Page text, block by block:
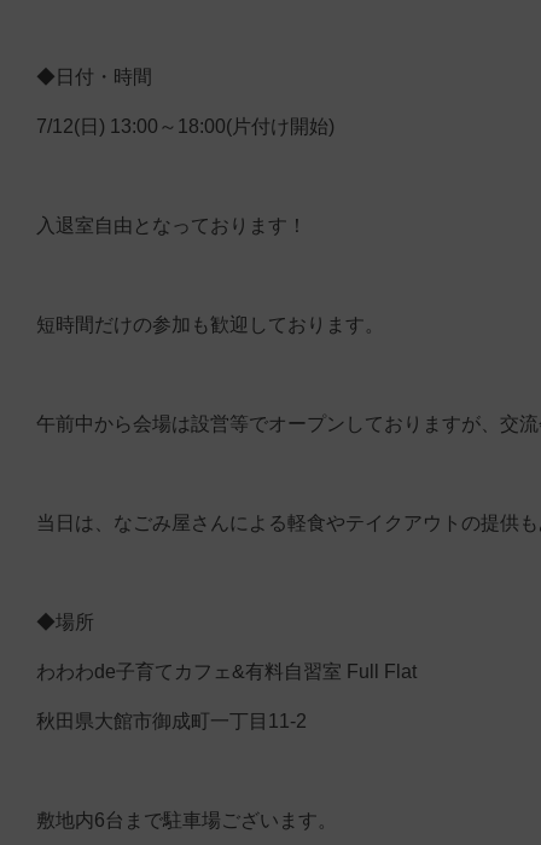
◆日付・時間
7/12(日) 13:00～18:00(片付け開始)
入退室自由となっております！
短時間だけの参加も歓迎しております。
午前中から会場は設営等でオープンしておりますが、交
当日は、なごみ屋さんによる軽食やテイクアウトの提供
◆場所
わわわde子育てカフェ&有料自習室 Full Flat
秋田県大館市御成町一丁目11-2
敷地内6台まで駐車場ございます。